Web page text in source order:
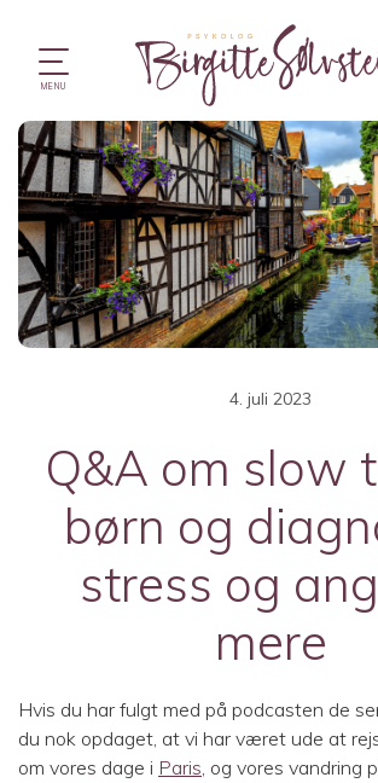
4. juli 2023
Q&A om slow
børn og
stress og
mere
Hvis du har fulgt med på podcasten de
du nok opdaget, at vi har været ude at
om vores dage i Paris, og vores vandring